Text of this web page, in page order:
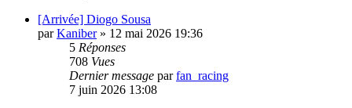
[Arrivée] Diogo Sousa
parKaniber» 12 mai 2026 19:36
5 Réponses
708 Vues
Dernier message parfan_racing
7 juin 2026 13:08